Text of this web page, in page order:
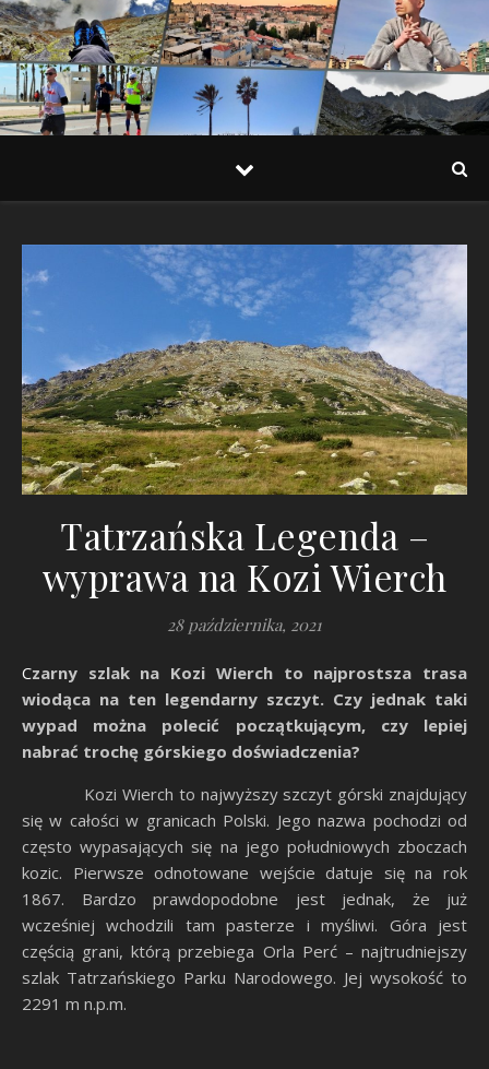
Tatrzańska Legenda –
wyprawa na Kozi Wierch
28 października, 2021
Czarny szlak na Kozi Wierch to najprostsza trasa
wiodąca na ten legendarny szczyt. Czy jednak taki
wypad można polecić początkującym, czy lepiej
nabrać trochę górskiego doświadczenia?
Kozi Wierch to najwyższy szczyt górski znajdujący
się w całości w granicach Polski. Jego nazwa pochodzi od
często wypasających się na jego południowych zboczach
kozic. Pierwsze odnotowane wejście datuje się na rok
1867. Bardzo prawdopodobne jest jednak, że już
wcześniej wchodzili tam pasterze i myśliwi. Góra jest
częścią grani, którą przebiega Orla Perć – najtrudniejszy
szlak Tatrzańskiego Parku Narodowego. Jej wysokość to
2291 m n.p.m.